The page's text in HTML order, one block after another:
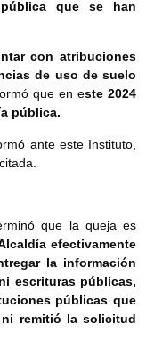
que se han
con atribuciones
de uso de suelo
que en este 2024
pública.
ante este Instituto,
que la queja es
efectivamente
la información
escrituras públicas,
públicas que
remitió la solicitud